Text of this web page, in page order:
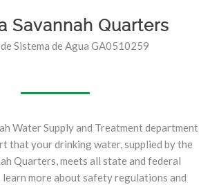
Savannah Quarters
Sistema de Agua GA0510259
Water Supply and Treatment department
that your drinking water, supplied by the
Quarters, meets all state and federal
learn more about safety regulations and